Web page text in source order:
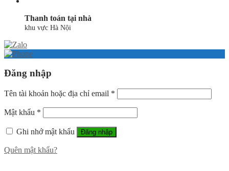
Thanh toán tại nhà
khu vực Hà Nội
Đăng nhập
Tên tài khoản hoặc địa chỉ email *
Mật khẩu *
Ghi nhớ mật khẩu Đăng nhập
Quên mật khẩu?